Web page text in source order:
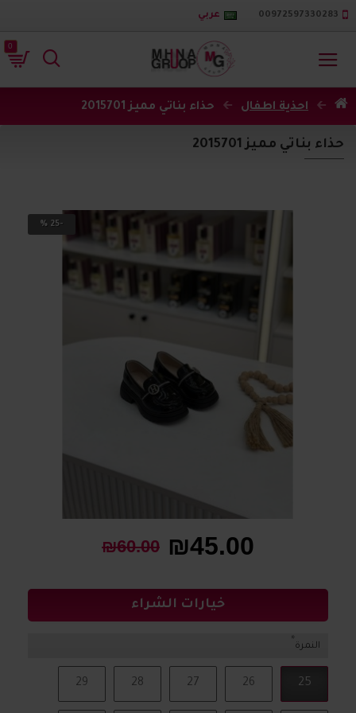
00972597330283 عربي
0
احذية اطفال حذاء بناتي مميز 2015701
حذاء بناتي مميز 2015701
-25 %
₪45.00
₪60.00
خيارات الشراء
النمرة
25
26
27
28
29